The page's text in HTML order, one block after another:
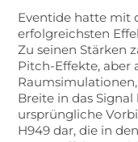
Eventide hatte mit
erfolgreichsten
Zu seinen Stärken
Pitch-Effekte, aber
Breite in das
ursprüngliche
H949 dar, die in